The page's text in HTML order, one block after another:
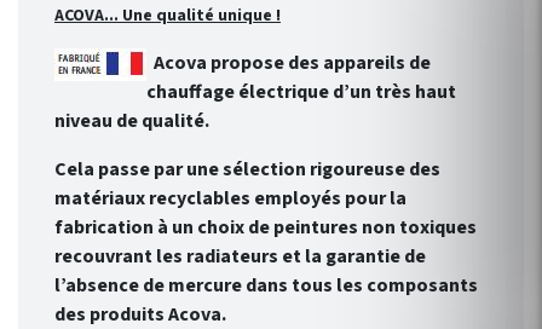
ACOVA... Une qualité unique !
Acova propose des appareils de
chauffage électrique d’un très haut
niveau de qualité.
Cela passe par une sélection rigoureuse des
matériaux recyclables employés pour la
fabrication à un choix de peintures non toxiques
recouvrant les radiateurs et la garantie de
l’absence de mercure dans tous les composants
des produits Acova.